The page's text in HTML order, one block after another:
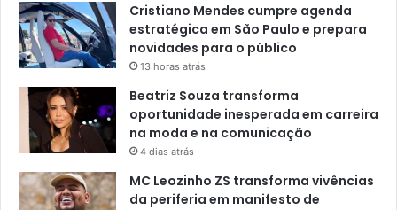
Cristiano Mendes cumpre agenda
estratégica em São Paulo e prepara
novidades para o público
13 horas atrás
Beatriz Souza transforma
oportunidade inesperada em carreira
na moda e na comunicação
4 dias atrás
MC Leozinho ZS transforma vivências
da periferia em manifesto de